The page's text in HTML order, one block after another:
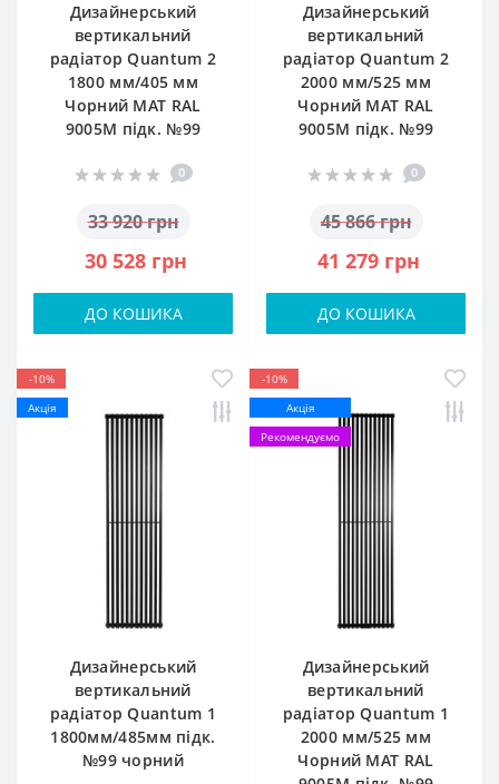
Дизайнерський
вертикальний
радіатор Quantum 2
1800 мм/405 мм
Чорний МАТ RAL
9005М підк. №99
0
33 920 грн
30 528 грн
ДО КОШИКА
Дизайнерський
вертикальний
радіатор Quantum 2
2000 мм/525 мм
Чорний МАТ RAL
9005М підк. №99
0
45 866 грн
41 279 грн
ДО КОШИКА
-10%
Акція
Дизайнерський
вертикальний
радіатор Quantum 1
1800мм/485мм підк.
№99 чорний
-10%
Акція
Рекомендуємо
Дизайнерський
вертикальний
радіатор Quantum 1
2000 мм/525 мм
Чорний МАТ RAL